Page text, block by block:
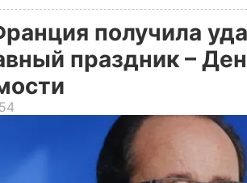
получила
праздник –